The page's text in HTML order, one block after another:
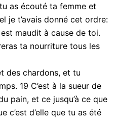
as écouté ta femme et
je t’avais donné cet ordre:
est maudit à cause de toi.
ta nourriture tous les
des chardons, et tu
19 C’est à la sueur de
pain, et ce jusqu’à ce que
c’est d’elle que tu as été